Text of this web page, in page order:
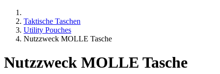
Taktische Taschen
Utility Pouches
Nutzzweck MOLLE Tasche
Nutzzweck MOLLE Tasche